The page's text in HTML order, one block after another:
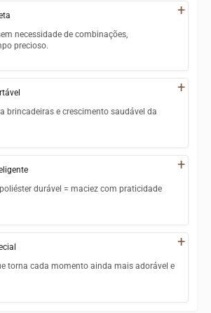
+
necessidade de combinações,
precioso.
prático para pais com rotinas ocupadas
entre parte superior e inferior
+
brincadeiras e crescimento saudável da
e crescimento infantil
adequada mantém temperatura ideal
+
durável = maciez com praticidade
poliéster resiste a desgaste e deformação
e secagem rápida facilitam manutenção
+
torna cada momento ainda mais adorável e